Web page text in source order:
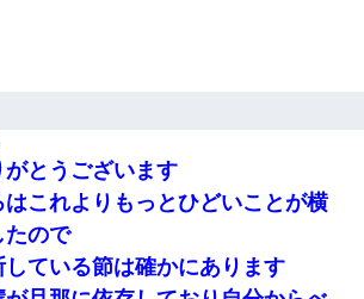
とうございます
これよりもっとひどいことが横
たので
ている節は確かにあります